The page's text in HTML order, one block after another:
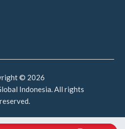
© 2026
Indonesia. All rights
reserved.